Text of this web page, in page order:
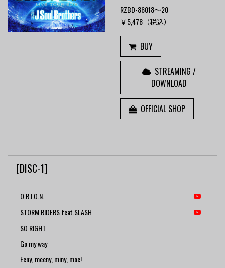
RZBD-86018～20
￥5,478（税込）
BUY
STREAMING /
DOWNLOAD
OFFICIAL SHOP
[DISC-1]
O.R.I.O.N.
STORM RIDERS feat.SLASH
SO RIGHT
Go my way
Eeny, meeny, miny, moe!